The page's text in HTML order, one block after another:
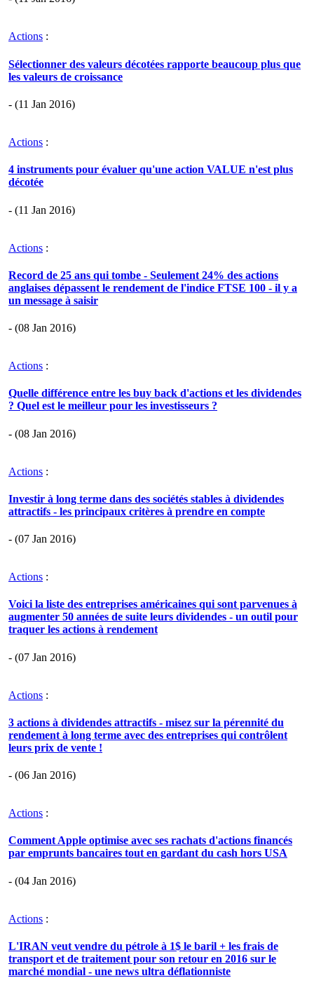
Actions :
Sélectionner des valeurs décotées rapporte beaucoup plus que
les valeurs de croissance
- (11 Jan 2016)
Actions :
4 instruments pour évaluer qu'une action VALUE n'est plus
décotée
- (11 Jan 2016)
Actions :
Record de 25 ans qui tombe - Seulement 24% des actions
anglaises dépassent le rendement de l'indice FTSE 100 - il y a
un message à saisir
- (08 Jan 2016)
Actions :
Quelle différence entre les buy back d'actions et les dividendes
? Quel est le meilleur pour les investisseurs ?
- (08 Jan 2016)
Actions :
Investir à long terme dans des sociétés stables à dividendes
attractifs - les principaux critères à prendre en compte
- (07 Jan 2016)
Actions :
Voici la liste des entreprises américaines qui sont parvenues à
augmenter 50 années de suite leurs dividendes - un outil pour
traquer les actions à rendement
- (07 Jan 2016)
Actions :
3 actions à dividendes attractifs - misez sur la pérennité du
rendement à long terme avec des entreprises qui contrôlent
leurs prix de vente !
- (06 Jan 2016)
Actions :
Comment Apple optimise avec ses rachats d'actions financés
par emprunts bancaires tout en gardant du cash hors USA
- (04 Jan 2016)
Actions :
L'IRAN veut vendre du pétrole à 1$ le baril + les frais de
transport et de traitement pour son retour en 2016 sur le
marché mondial - une news ultra déflationniste